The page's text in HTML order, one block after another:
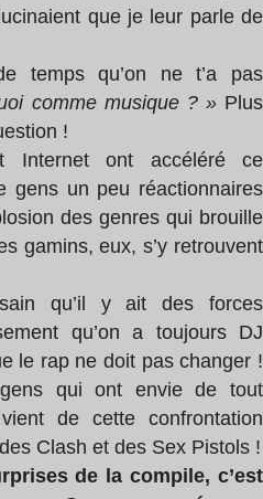
que je leur parle de
temps qu’on ne t’a pas
comme musique ? »Plus
!
Internet ont accéléré ce
gens un peu réactionnaires
des genres qui brouille
gamins, eux, s’y retrouvent
qu’il y ait des forces
qu’on a toujours DJ
le rap ne doit pas changer !
qui ont envie de tout
de cette confrontation
Clash et des Sex Pistols !
de la compile, c’est